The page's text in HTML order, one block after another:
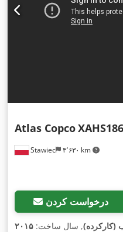
Stawiec ۳٬۶۳۰ km
Atlas CopcoXAHS186
درخواست کردن
(کارکرده), سال ساخت: ۲۰۱۵